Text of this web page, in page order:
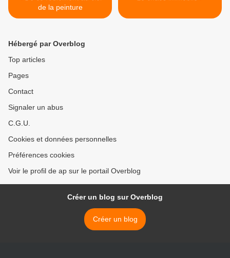
de la peinture
Hébergé par Overblog
Top articles
Pages
Contact
Signaler un abus
C.G.U.
Cookies et données personnelles
Préférences cookies
Voir le profil de ap sur le portail Overblog
Créer un blog sur Overblog
Créer un blog